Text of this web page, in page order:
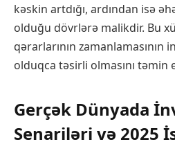
kəskin artdığı, ardından isə
olduğu dövrlərə malikdir. Bu
qərarlarının zamanlamasının
olduqca təsirli olmasını təmin
Gerçək Dünyada
Senariləri və 2025